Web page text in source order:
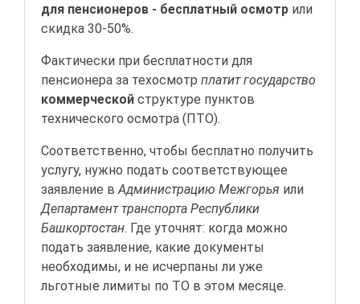
для пенсионеров - бесплатный осмотр или
скидка 30-50%.
Фактически при бесплатности для
пенсионера за техосмотр платит государство
коммерческой структуре пунктов
технического осмотра (ПТО).
Соответственно, чтобы бесплатно получить
услугу, нужно подать соответствующее
заявление в Администрацию Межгорья или
Департамент транспорта Республики
Башкортостан. Где уточнят: когда можно
подать заявление, какие документы
необходимы, и не исчерпаны ли уже
льготные лимиты по ТО в этом месяце.